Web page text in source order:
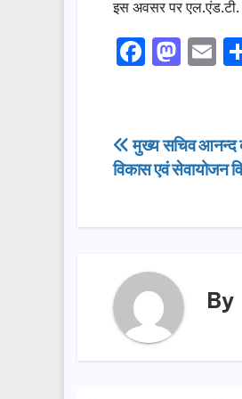
इस अवसर पर एल.एंड.टी.
F
e
b
o
M
o
d
n
E
Post
मुख्य सचिव आनन्द
विकास एवं सेवायोजन
By